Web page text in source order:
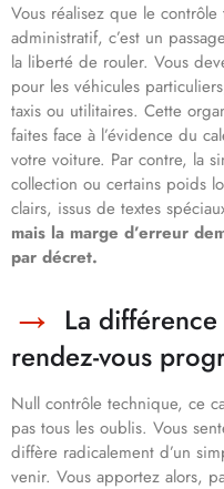
Vous réalisez que le
administratif, c’est un
la liberté de rouler. Vous
pour les véhicules
taxis ou utilitaires. Cette
faites face à l’évidence du
votre voiture. Par contre, la
collection ou certains poids
clairs, issus de textes
mais la marge d’erreur
par décret.
La
rendez-vous
Null contrôle technique, ce
pas tous les oublis. Vous
diffère radicalement d’un
venir. Vous apportez alors,